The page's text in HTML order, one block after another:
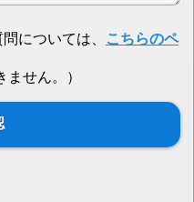
については、
こちらのペ
せん。）